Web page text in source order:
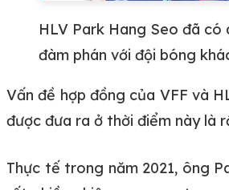
HLV Park Hang Seo đã có
đàm phán với đội bóng
Vấn đề hợp đồng của VFF và
được đưa ra ở thời điểm này là
Thực tế trong năm 2021, ông